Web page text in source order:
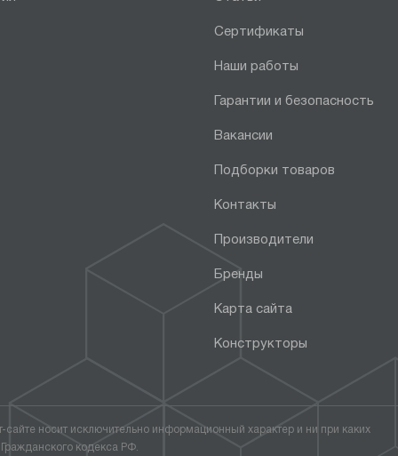
Сертификаты
Наши работы
Гарантии и безопасность
Вакансии
Подборки товаров
Контакты
Производители
Бренды
Карта сайта
Конструкторы
носит исключительно информационный характер и ни при каких
кодекса РФ.